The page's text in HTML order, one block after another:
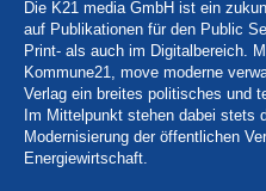
Die K21 media GmbH ist ein
auf Publikationen für den Public
Print- als auch im Digitalbereich.
Kommune21, move moderne
Verlag ein breites politisches und
Im Mittelpunkt stehen dabei stets
Modernisierung der öffentlichen
Energiewirtschaft.